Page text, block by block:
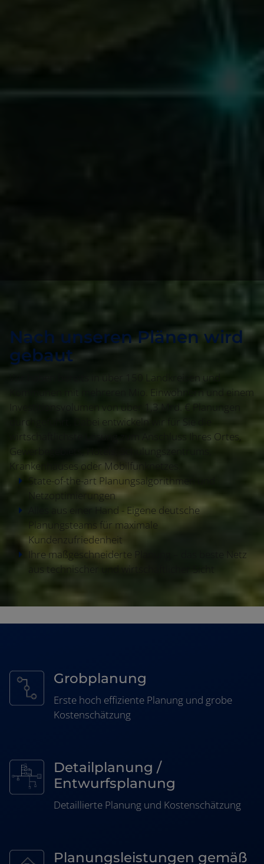
Nach unseren Plänen wird
gebaut
Wir haben bereits in über 150 Landkreisen und
Kommunen mit mehreren Mio. Einwohnern und einem
Investitionsvolumen von über 1,3 Mrd. € Planungen
durchgeführt. Dabei entwickeln wir für Sie die
wirtschaftlichste Lösung zum Anschluss Ihres Ortes,
Gewerbegebiets, Hotels, Schulungszentrums,
Krankenhauses oder Mobilfunknetzes.
State-of-the-art Planungsalgorithmen und
Netzoptimierungen
Alles aus einer Hand - Eigene deutsche
Planungsteams für maximale
Kundenzufriedenheit
Ihre maßgeschneiderte Planung – das beste Netz
aus technischer und wirtschaftlicher Sicht
Grobplanung
Erste hoch effiziente Planung und grobe
Kostenschätzung
Detailplanung /
Entwurfsplanung
Detaillierte Planung und Kostenschätzung
Planungsleistungen gemäß